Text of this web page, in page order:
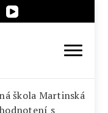
škola Martinská
s